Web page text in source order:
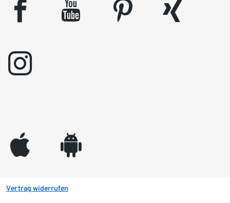
facebook youtube pinterest
xing
instagram
appleinc android
Vertrag widerrufen